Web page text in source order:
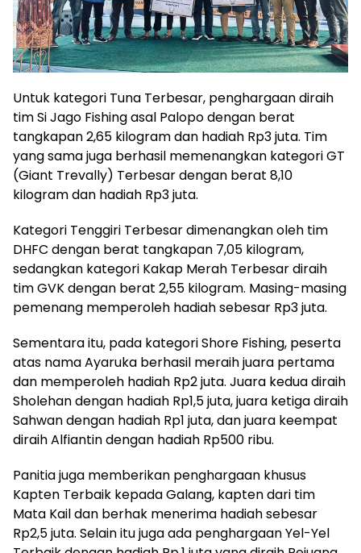
Untuk kategori Tuna Terbesar, penghargaan diraih
tim Si Jago Fishing asal Palopo dengan berat
tangkapan 2,65 kilogram dan hadiah Rp3 juta. Tim
yang sama juga berhasil memenangkan kategori GT
(Giant Trevally) Terbesar dengan berat 8,10
kilogram dan hadiah Rp3 juta.
Kategori Tenggiri Terbesar dimenangkan oleh tim
DHFC dengan berat tangkapan 7,05 kilogram,
sedangkan kategori Kakap Merah Terbesar diraih
tim GVK dengan berat 2,55 kilogram. Masing-masing
pemenang memperoleh hadiah sebesar Rp3 juta.
Sementara itu, pada kategori Shore Fishing, peserta
atas nama Ayaruka berhasil meraih juara pertama
dan memperoleh hadiah Rp2 juta. Juara kedua diraih
Sholehan dengan hadiah Rp1,5 juta, juara ketiga diraih
Sahwan dengan hadiah Rp1 juta, dan juara keempat
diraih Alfiantin dengan hadiah Rp500 ribu.
Panitia juga memberikan penghargaan khusus
Kapten Terbaik kepada Galang, kapten dari tim
Mata Kail dan berhak menerima hadiah sebesar
Rp2,5 juta. Selain itu juga ada penghargaan Yel-Yel